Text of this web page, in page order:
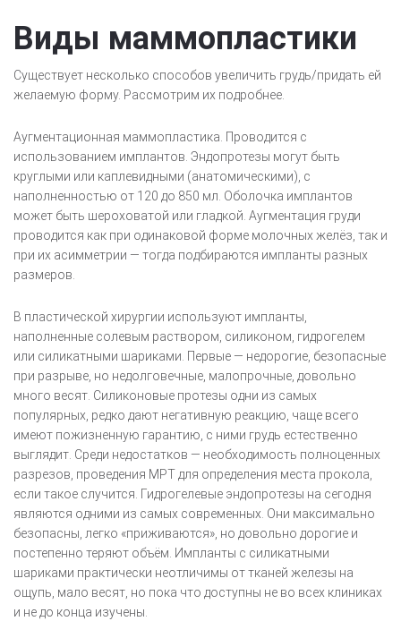
Виды маммопластики
Существует несколько способов увеличить грудь/придать ей
желаемую форму. Рассмотрим их подробнее.
Аугментационная маммопластика. Проводится с
использованием имплантов. Эндопротезы могут быть
круглыми или каплевидными (анатомическими), с
наполненностью от 120 до 850 мл. Оболочка имплантов
может быть шероховатой или гладкой. Аугментация груди
проводится как при одинаковой форме молочных желёз, так и
при их асимметрии — тогда подбираются импланты разных
размеров.
В пластической хирургии используют импланты,
наполненные солевым раствором, силиконом, гидрогелем
или силикатными шариками. Первые — недорогие, безопасные
при разрыве, но недолговечные, малопрочные, довольно
много весят. Силиконовые протезы одни из самых
популярных, редко дают негативную реакцию, чаще всего
имеют пожизненную гарантию, с ними грудь естественно
выглядит. Среди недостатков — необходимость полноценных
разрезов, проведения МРТ для определения места прокола,
если такое случится. Гидрогелевые эндопротезы на сегодня
являются одними из самых современных. Они максимально
безопасны, легко «приживаются», но довольно дорогие и
постепенно теряют объём. Импланты с силикатными
шариками практически неотличимы от тканей железы на
ощупь, мало весят, но пока что доступны не во всех клиниках
и не до конца изучены.